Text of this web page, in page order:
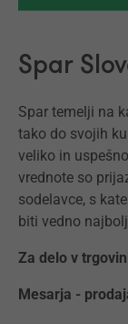
Spar
Spar temelji na
tako do svojih
veliko in
vrednote so
sodelavce, s
biti vedno
Za delo v
Mesarja -